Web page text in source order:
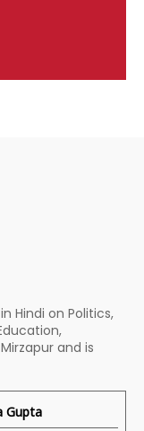
Hindi on Politics,
and is
Gupta